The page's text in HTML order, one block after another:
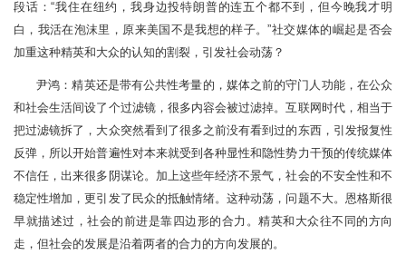
段话：“我住在纽约，我身边投特朗普的连五个都不到，但今晚我才明
白，我活在泡沫里，原来美国不是我想的样子。”社交媒体的崛起是否会
加重这种精英和大众的认知的割裂，引发社会动荡？
尹鸿：精英还是带有公共性考量的，媒体之前的守门人功能，在公众
和社会生活间设了个过滤镜，很多内容会被过滤掉。互联网时代，相当于
把过滤镜拆了，大众突然看到了很多之前没有看到过的东西，引发报复性
反弹，所以开始普遍性对本来就受到各种显性和隐性势力干预的传统媒体
不信任，出来很多阴谋论。加上这些年经济不景气，社会的不安全性和不
稳定性增加，更引发了民众的抵触情绪。这种动荡，问题不大。恩格斯很
早就描述过，社会的前进是靠四边形的合力。精英和大众往不同的方向
走，但社会的发展是沿着两者的合力的方向发展的。